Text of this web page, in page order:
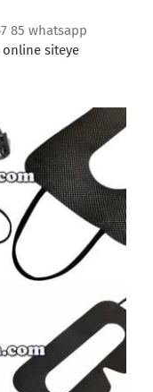
85 whatsapp
online siteye